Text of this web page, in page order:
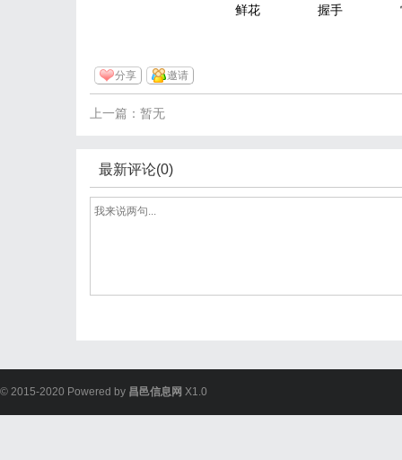
鲜花 握手
分享 邀请
上一篇：暂无
最新评论(0)
© 2015-2020 Powered by 昌邑信息网 X1.0